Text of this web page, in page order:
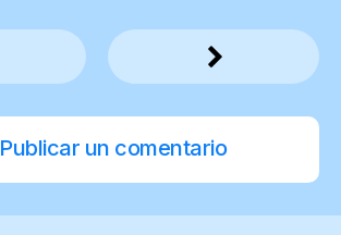
Publicar un comentario